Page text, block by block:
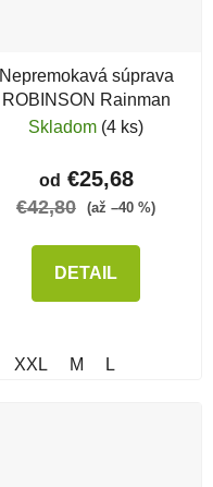
Nepremokavá súprava
ROBINSON Rainman
Skladom (4 ks)
od €25,68
€42,80 (až –40 %)
DETAIL
XXL M L